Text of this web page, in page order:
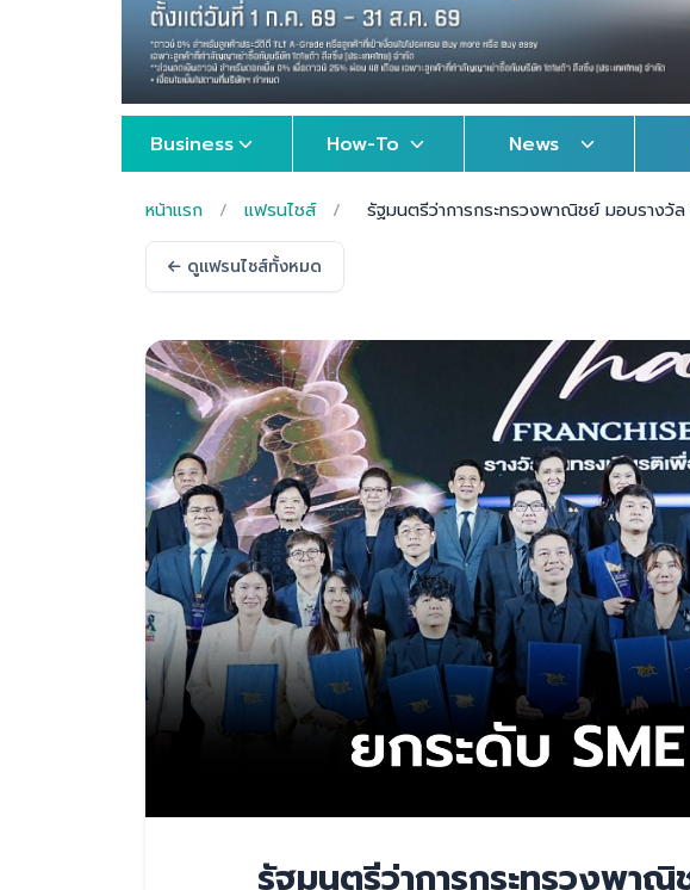
Business How-To News
หน้าแรก / แฟรนไชส์ / รัฐมนตรีว่าการกระทรวงพาณิชย์ มอบราง
ดูแฟรนไชส์ทั้งหมด
รัฐมนตรีว่าการกระทรวงพา